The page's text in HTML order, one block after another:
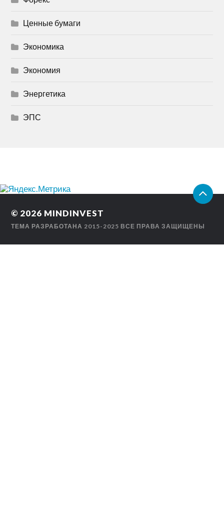
Ценные бумаги
Экономика
Экономия
Энергетика
ЭПС
© 2026 MINDINVEST
ТЕМА РАЗРАБОТАНА2015-2025 ВСЕ ПРАВА ЗАЩИЩЕНЫ